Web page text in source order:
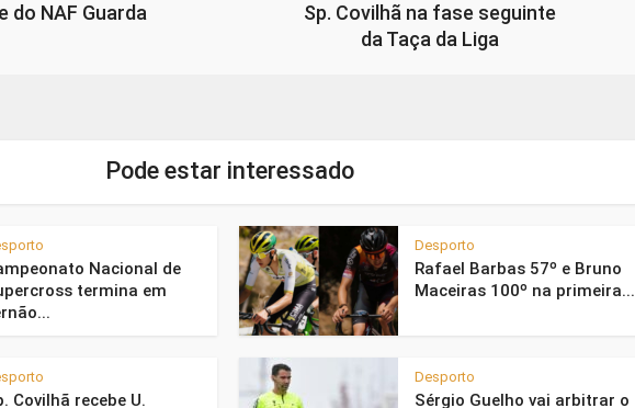
do NAF Guarda
Sp. Covilhã na fase seguinte
da Taça da Liga
Pode estar interessado
Nacional de
termina em
Desporto
Rafael Barbas 57º e Bruno
Maceiras 100º na primeira...
Covilhã recebe U.
Desporto
Sérgio Guelho vai arbitrar o